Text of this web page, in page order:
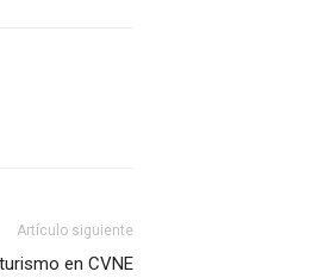
Artículo siguiente
en CVNE